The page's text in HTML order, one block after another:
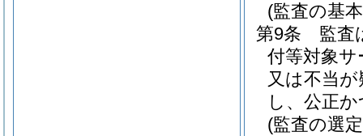
(監査の基
第9条
監査
付等対象
又は不当
し、公正
(監査の選